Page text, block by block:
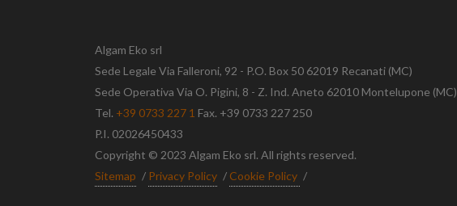
Algam Eko srl
Sede Legale Via Falleroni, 92 - P.O. Box 50 62019 Recanati (MC)
Sede Operativa Via O. Pigini, 8 - Z. Ind. Aneto 62010 Montelupone (MC)
Tel. +39 0733 227 1 Fax. +39 0733 227 250
P.I. 02026450433
Copyright © 2023 Algam Eko srl. All rights reserved.
Sitemap / Privacy Policy / Cookie Policy /